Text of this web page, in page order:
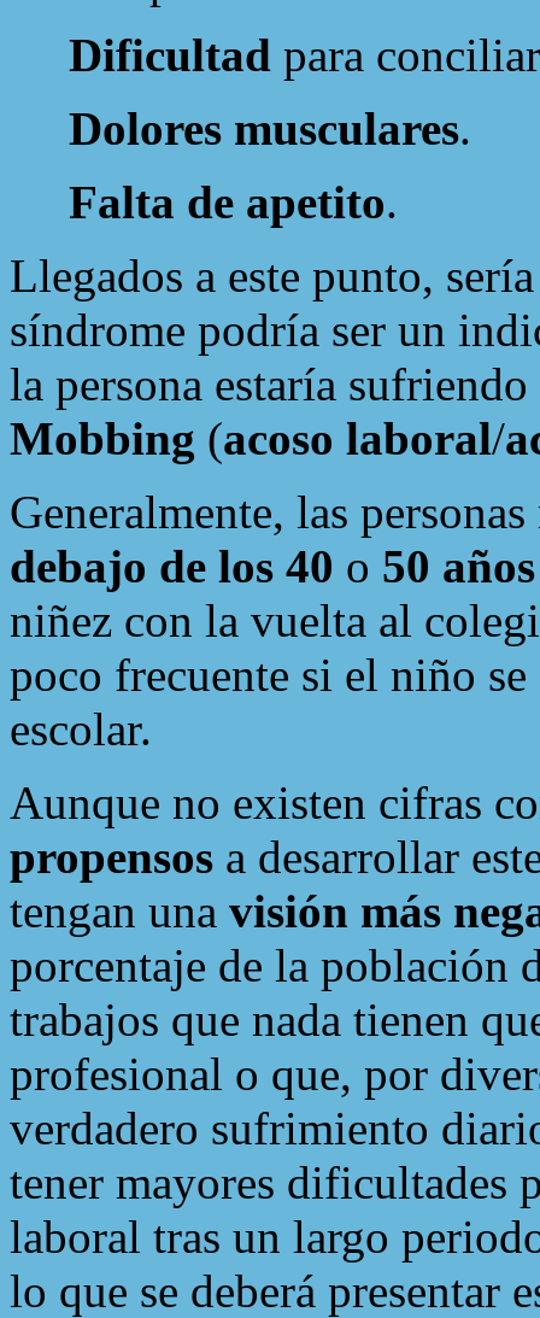
Dificultad para
Dolores musculares.
Falta de apetito.
Llegados a este punto,
síndrome podría ser un
la persona estaría
Mobbing (acoso laboral/
Generalmente, las
debajo de los 40 o 50 años
niñez con la vuelta al
poco frecuente si el niño
escolar.
Aunque no existen cifras
propensos a desarrollar
tengan una visión más
porcentaje de la población
trabajos que nada tienen
profesional o que, por
verdadero sufrimiento
tener mayores dificultades
laboral tras un largo
lo que se deberá presentar